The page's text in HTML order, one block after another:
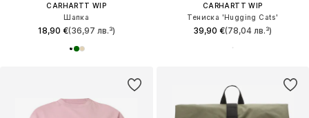
CARHARTT WIP
Шапка
18,90 €(36,97 лв.³)
CARHARTT WIP
Тениска 'Hugging Cats'
39,90 €(78,04 лв.³)